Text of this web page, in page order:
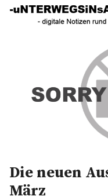
UNTERWEGS
KUNST
AKTUELLE
UNSER BUCH
Die neuen
März